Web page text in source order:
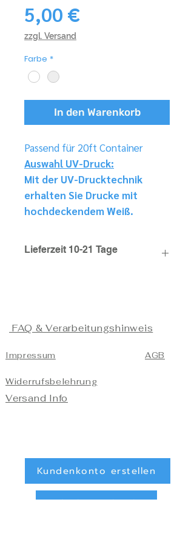
5,00 €Preis
zzgl. Versand
Farbe *
In den Warenkorb
Passend für 20ft Container
Auswahl UV-Druck:
Mit der UV-Drucktechnik
erhalten Sie Drucke mit
hochdeckendem Weiß.
Lieferzeit 10-21 Tage
FAQ & Verarbeitungshinweis
Impressum
Widerrufsbelehrung
Versand Info
AGB
Kundenkonto erstellen
Kundenkonto löschen